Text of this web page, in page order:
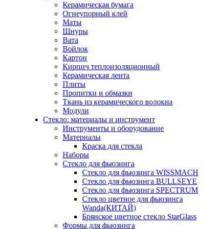
Керамическая бумага
Огнеупорный клей
Маты
Шнуры
Вата
Войлок
Картон
Кирпич теплоизоляционный
Керамическая лента
Плиты
Пропитки и обмазки
Ткань из керамического волокна
Модули
Стекло: материалы и инструмент
Инструменты и оборудование
Материалы
Краска для стекла
Наборы
Стекло для фьюзинга
Стекло для фьюзинга WISSMACH
Стекло для фьюзинга BULLSEYE
Стекло для фьюзинга SPECTRUM
Стекло цветное для фьюзинга
Wanda(КИТАЙ)
Брянское цветное стекло StarGlass
Формы для фьюзинга